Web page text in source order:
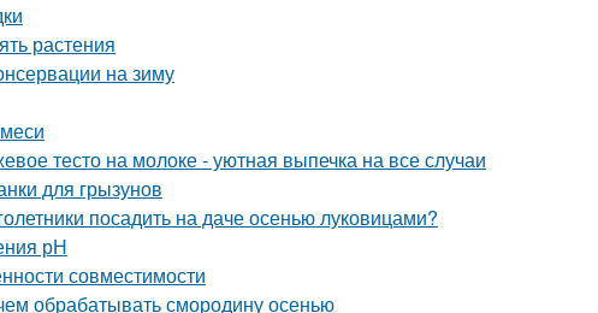
растения
на зиму
тесто на молоке - уютная выпечка на все случаи
для грызунов
посадить на даче осенью луковицами?
рН
совместимости
обрабатывать смородину осенью